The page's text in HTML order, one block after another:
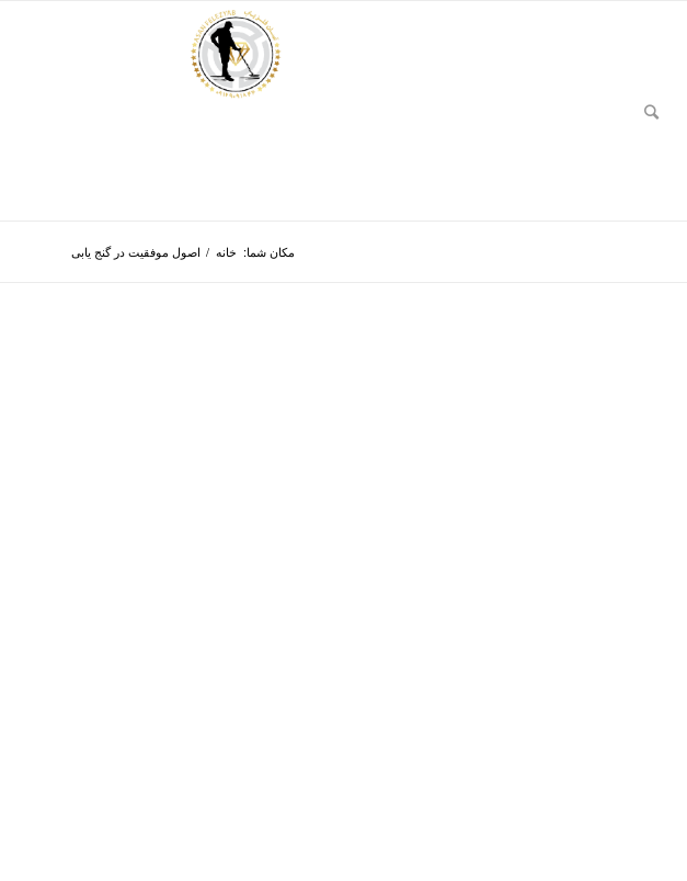
مکان شما: خانه / اصول موفقیت در گنج یابی